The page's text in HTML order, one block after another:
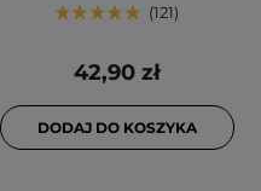
121
42,90 zł
DODAJ DO KOSZYKA